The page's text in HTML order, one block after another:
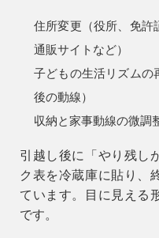
住所変更（役所、免許
通販サイトなど）
子どもの生活リズムの
後の動線）
収納と家事動線の微調
引越し後に「やり残し
ク表を冷蔵庫に貼り、
ています。目に見える
です。